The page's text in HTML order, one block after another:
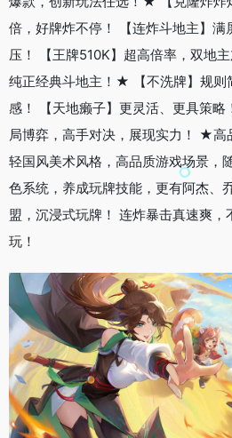
倍，好牌炸不停！ 【连炸斗地主】
压！ 【王牌510K】超高倍率，双地
纯正经典斗地主！★ 【不洗牌】规则
感！ 【天地癞子】更灵活、更具策
局博弈，高手对决，展现实力！ ★
轻国风美术风格，高品质游戏场景，
色系统，养成玩牌技能，更有阿杰、
盟，沉浸式玩牌！ 连炸暴击真速爽
玩！